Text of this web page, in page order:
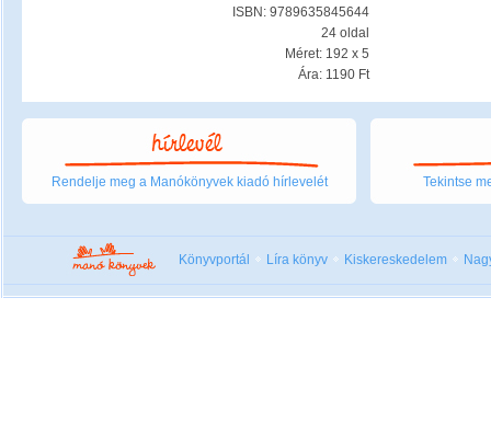
ISBN: 9789635845644
24 oldal
Méret: 192 x 5
Ára: 1190 Ft
Rendelje meg a Manókönyvek kiadó hírlevelét Tekintse
Könyvportál Líra könyv Kiskereskedelem